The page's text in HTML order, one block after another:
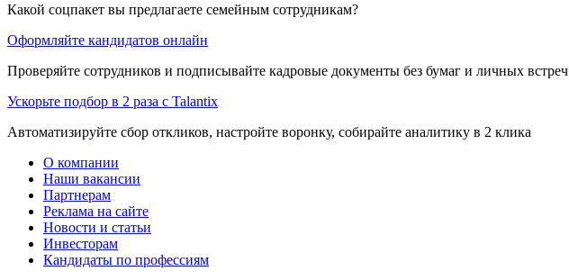
Какой соцпакет вы предлагаете семейным сотрудникам?
Оформляйте кандидатов онлайн
Проверяйте сотрудников и подписывайте кадровые документы без бумаг и личных встреч
Ускорьте подбор в 2 раза с Talantix
Автоматизируйте сбор откликов, настройте воронку, собирайте аналитику в 2 клика
О компании
Наши вакансии
Партнерам
Реклама на сайте
Новости и статьи
Инвесторам
Кандидаты по профессиям